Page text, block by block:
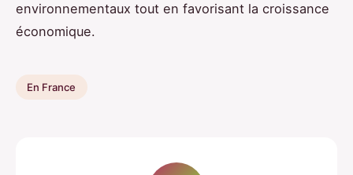
environnementaux tout en favorisant la croissance
économique.
En France